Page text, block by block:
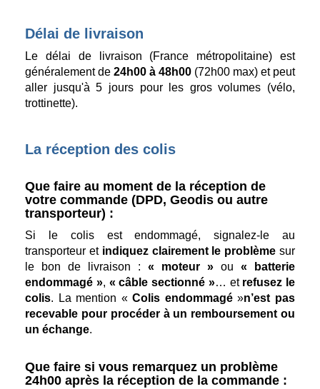
Délai de livraison
Le délai de livraison (France métropolitaine) est
généralement de 24h00 à 48h00 (72h00 max) et peut
aller jusqu'à 5 jours pour les gros volumes (vélo,
trottinette).
La réception des colis
Que faire au moment de la réception de
votre commande (DPD, Geodis ou autre
transporteur) :
Si le colis est endommagé, signalez-le au
transporteur et indiquez clairement le problème sur
le bon de livraison : « moteur » ou « batterie
endommagé », « câble sectionné »… et refusez le
colis. La mention «Colis endommagé»n’est pas
recevable pour procéder à un remboursement ou
un échange.
Que faire si vous remarquez un problème
24h00 après la réception de la commande :